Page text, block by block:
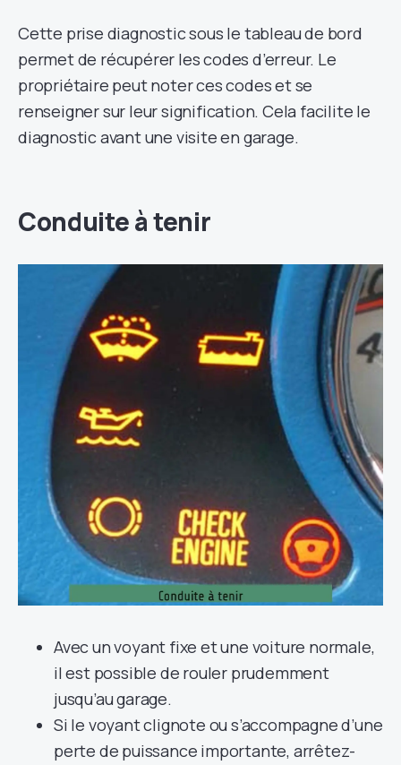
Cette prise diagnostic sous le tableau de bord
permet de récupérer les codes d’erreur. Le
propriétaire peut noter ces codes et se
renseigner sur leur signification. Cela facilite le
diagnostic avant une visite en garage.
Conduite à tenir
Avec un voyant fixe et une voiture normale,
il est possible de rouler prudemment
jusqu’au garage.
Si le voyant clignote ou s’accompagne d’une
perte de puissance importante, arrêtez-